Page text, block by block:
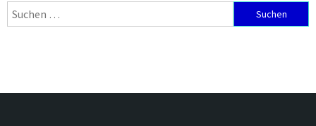
Suchen
nach: